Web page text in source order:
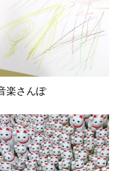
楽さんぽ